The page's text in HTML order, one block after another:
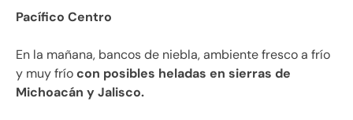
Pacífico Centro
En la mañana, bancos de niebla, ambiente fresco a frío
y muy fríocon posibles heladas en sierras de
Michoacán y Jalisco.